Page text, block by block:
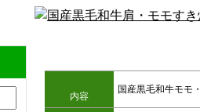
内容
国産黒毛和牛モモ